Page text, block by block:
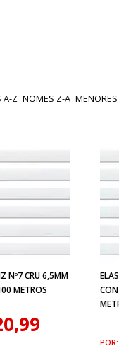
A-Z NOMES Z-A
Nº7 CRU 6,5MM
METROS
POR: